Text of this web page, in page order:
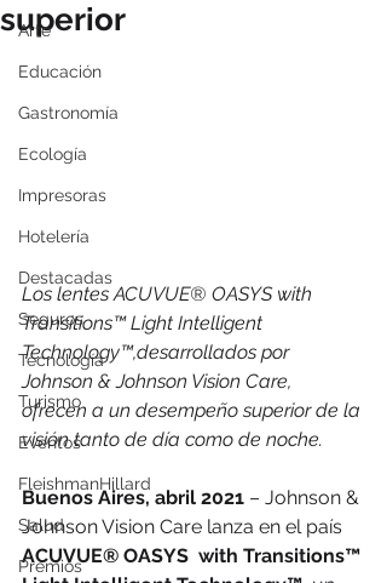
Arte
Educación
Gastronomía
Ecología
Impresoras
Hotelería
Destacadas
Seguros
Tecnología
Turismo
Eventos
FleishmanHillard
Salud
Premios
superior
Los lentes ACUVUE® OASYS with
Transitions™ Light Intelligent
Technology™,desarrollados por
Johnson & Johnson Vision Care,
ofrecen a un desempeño superior de la
visión tanto de día como de noche.
Buenos Aires, abril 2021 – Johnson &
Johnson Vision Care lanza en el país
ACUVUE® OASYS  with Transitions™